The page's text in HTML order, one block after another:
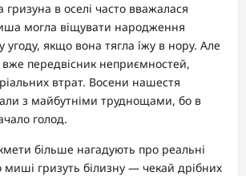
в оселі часто вважалася
могла віщувати народження
угоду, якщо вона тягла їжу в нору. Але
передвісник неприємностей,
втрат. Восени нашестя
з майбутніми труднощами, бо в
голод.
більше нагадують про реальні
гризуть білизну — чекай дрібних